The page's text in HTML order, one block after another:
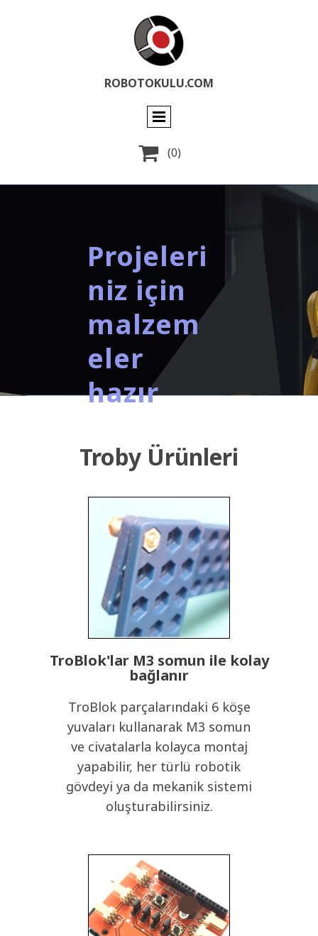
ROBOTOKULU.COM
 (0)
Projeleri
niz için
malzem
eler
hazır
Troby Ürünleri
TroBlok'lar M3 somun ile kolay
bağlanır
TroBlok parçalarındaki 6 köşe
yuvaları kullanarak M3 somun
ve civatalarla kolayca montaj
yapabilir, her türlü robotik
gövdeyi ya da mekanik sistemi
oluşturabilirsiniz.